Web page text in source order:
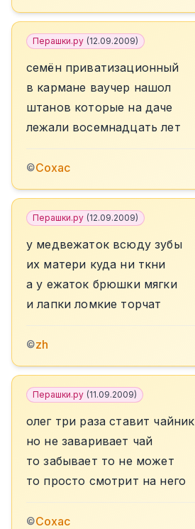
Перашки.ру (12.09.2009)
семён приватизационный
в кармане ваучер нашол
штанов которые на даче
лежали восемнадцать лет
©Сохас
Перашки.ру (12.09.2009)
у медвежаток всюду зубы
их матери куда ни ткни
а у ежаток брюшки мягки
и лапки ломкие торчат
©zh
Перашки.ру (11.09.2009)
олег три раза ставит чайник
но не заваривает чай
то забывает то не может
то просто смотрит на него
©Сохас